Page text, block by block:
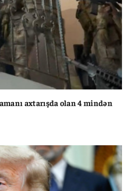
axtarışda olan 4 mindən